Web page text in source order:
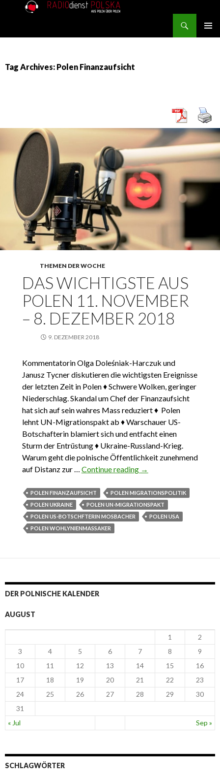
Tag Archives: Polen Finanzaufsicht
THEMEN DER WOCHE
DAS WICHTIGSTE AUS
POLEN 11. NOVEMBER
– 8. DEZEMBER 2018
9. DEZEMBER 2018
Kommentatorin Olga Doleśniak-Harczuk und
Janusz Tycner diskutieren die wichtigsten Ereignisse
der letzten Zeit in Polen ♦ Schwere Wolken, geringer
Niederschlag. Skandal um Chef der Finanzaufsicht
hat sich auf sein wahres Mass reduziert ♦ Polen
lehnt UN-Migrationspakt ab ♦ Warschauer US-
Botschafterin blamiert sich und entfacht einen
Sturm der Entrüstung ♦ Ukraine-Russland-Krieg.
Warum geht die polnische Öffentlichkeit zunehmend
auf Distanz zur … Continue reading Das Wichtigste aus
8. Dezember 2018
→
POLEN FINANZAUFSICHT
POLEN MIGRATIONSPOLITIK
POLEN UKRAINE
POLEN UN-MIGRATIONSPAKT
POLEN US-BOTSCHFTERIN MOSBACHER
POLEN USA
POLEN WOHLYNIENMASSAKER
DER POLNISCHE KALENDER
AUGUST
« Jul Sep »
1
2
3
4 5 6 7 8
9
10
11 12 13 14 15
16
17
18 19 20 21 22
23
24
25 26 27 28 29
30
31
SCHLAGWÖRTER